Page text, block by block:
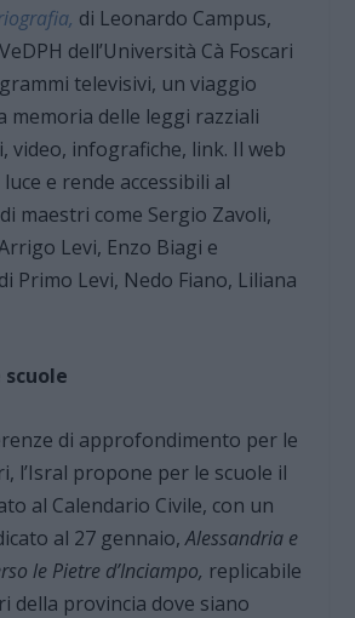
rafia, di Leonardo Campus,
dell’Università Cà Foscari
televisivi, un viaggio
memoria delle leggi razziali
video, infografiche, link. Il web
e rende accessibili al
maestri come Sergio Zavoli,
Levi, Enzo Biagi e
Primo Levi, Nedo Fiano, Liliana
di approfondimento per le
l’Isral propone per le scuole il
al Calendario Civile, con un
al 27 gennaio,Alessandria e
le Pietre d’Inciampo, replicabile
della provincia dove siano